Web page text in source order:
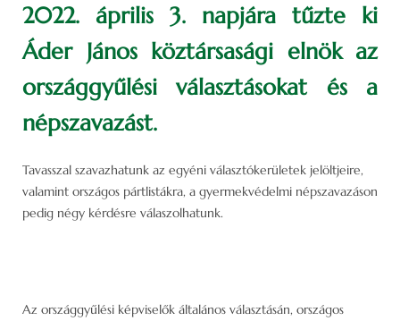
2022. április 3. napjára tűzte ki
Áder János köztársasági elnök az
országgyűlési választásokat és a
népszavazást.
Tavasszal szavazhatunk az egyéni választókerületek jelöltjeire,
valamint országos pártlistákra, a gyermekvédelmi népszavazáson
pedig négy kérdésre válaszolhatunk.
Az országgyűlési képviselők általános választásán, országos